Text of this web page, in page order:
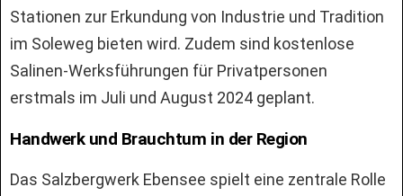
Stationen zur Erkundung von Industrie und Tradition
im Soleweg bieten wird. Zudem sind kostenlose
Salinen-Werksführungen für Privatpersonen
erstmals im Juli und August 2024 geplant.
Handwerk und Brauchtum in der Region
Das Salzbergwerk Ebensee spielt eine zentrale Rolle